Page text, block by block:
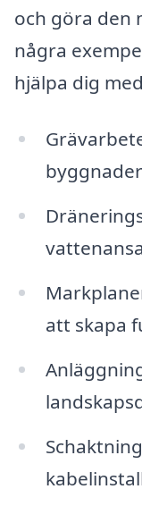
och göra den
några
hjälpa dig
byggnader
att skapa